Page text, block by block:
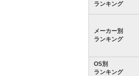
ランキング
メーカー別
ランキング
OS別
ランキング